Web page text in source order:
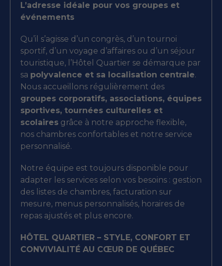
L’adresse idéale pour vos groupes et
événements
Qu’il s’agisse d’un congrès, d’un tournoi
sportif, d’un voyage d’affaires ou d’un séjour
touristique, l’Hôtel Quartier se démarque par
sa polyvalence et sa localisation centrale.
Nous accueillons régulièrement des
groupes corporatifs, associations, équipes
sportives, tournées culturelles et
scolaires grâce à notre approche flexible,
nos chambres confortables et notre service
personnalisé.
Notre équipe est toujours disponible pour
adapter les services selon vos besoins : gestion
des listes de chambres, facturation sur
mesure, menus personnalisés, horaires de
repas ajustés et plus encore.
HÔTEL QUARTIER – STYLE, CONFORT ET
CONVIVIALITÉ AU CŒUR DE QUÉBEC